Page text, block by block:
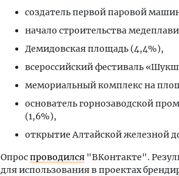
создатель первой паровой
начало строительства
Демидовская площадь (4,4%),
всероссийский фестиваль
мемориальный комплекс на
основатель горнозаводской
(1,6%),
открытие Алтайской железной
Опроспроводился "ВКонтакте".
для использования в проектах